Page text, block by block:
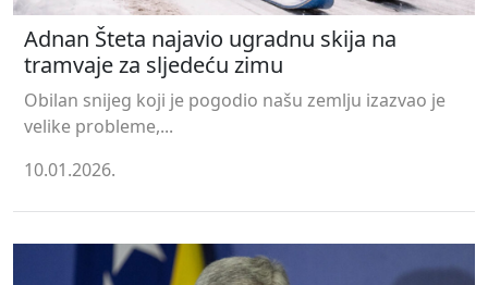
Adnan Šteta najavio ugradnu skija na
tramvaje za sljedeću zimu
Obilan snijeg koji je pogodio našu zemlju izazvao je
velike probleme,...
10.01.2026.